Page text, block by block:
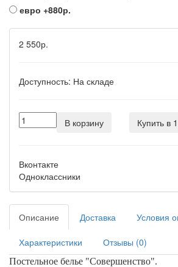
евро +880р.
2 550р.
Доступность: На складе
В корзину Купить в
Вконтакте
Одноклассники
Описание Доставка Условия
Характеристики Отзывы (0)
Постельное белье "Совершенство".